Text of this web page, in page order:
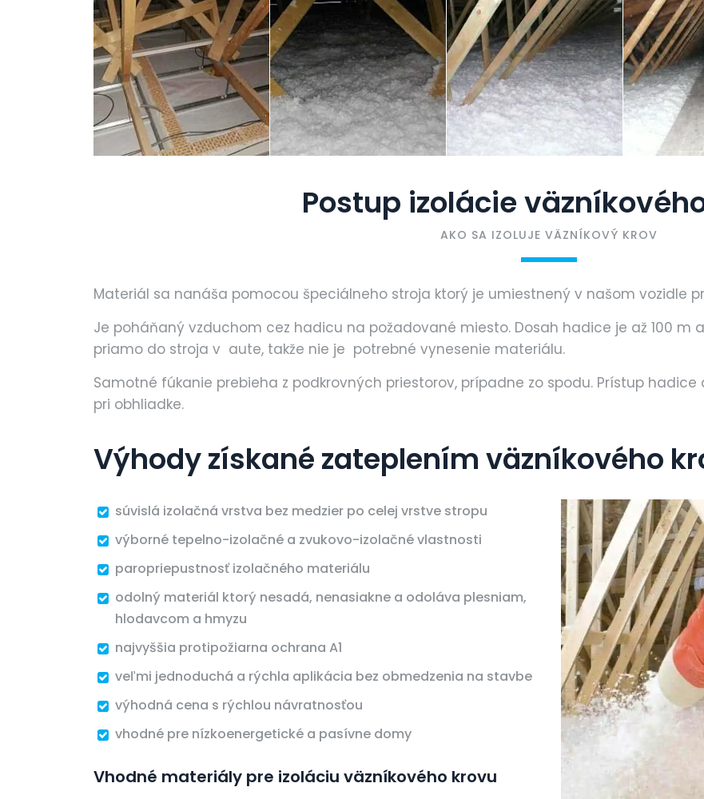
Postup izolácie
AKO SA IZOLUJE VÄZNÍKOVÝ KROV
Materiál sa nanáša pomocou špeciálneho stroja ktorý je umiestnený v našom vozidle
Je poháňaný vzduchom cez hadicu na požadované miesto. Dosah hadice je až 100 m
priamo do stroja v aute, takže nie je potrebné vynesenie materiálu.
Samotné fúkanie prebieha z podkrovných priestorov, prípadne zo spodu. Prístup
pri obhliadke.
Výhody získané zateplením väzníkového
súvislá izolačná vrstva bez medzier po celej vrstve stropu
výborné tepelno-izolačné a zvukovo-izolačné vlastnosti
paropriepustnosť izolačného materiálu
odolný materiál ktorý nesadá, nenasiakne a odoláva plesniam,
hlodavcom a hmyzu
najvyššia protipožiarna ochrana A1
veľmi jednoduchá a rýchla aplikácia bez obmedzenia na stavbe
výhodná cena s rýchlou návratnosťou
vhodné pre nízkoenergetické a pasívne domy
Vhodné materiály pre izoláciu väzníkového krovu